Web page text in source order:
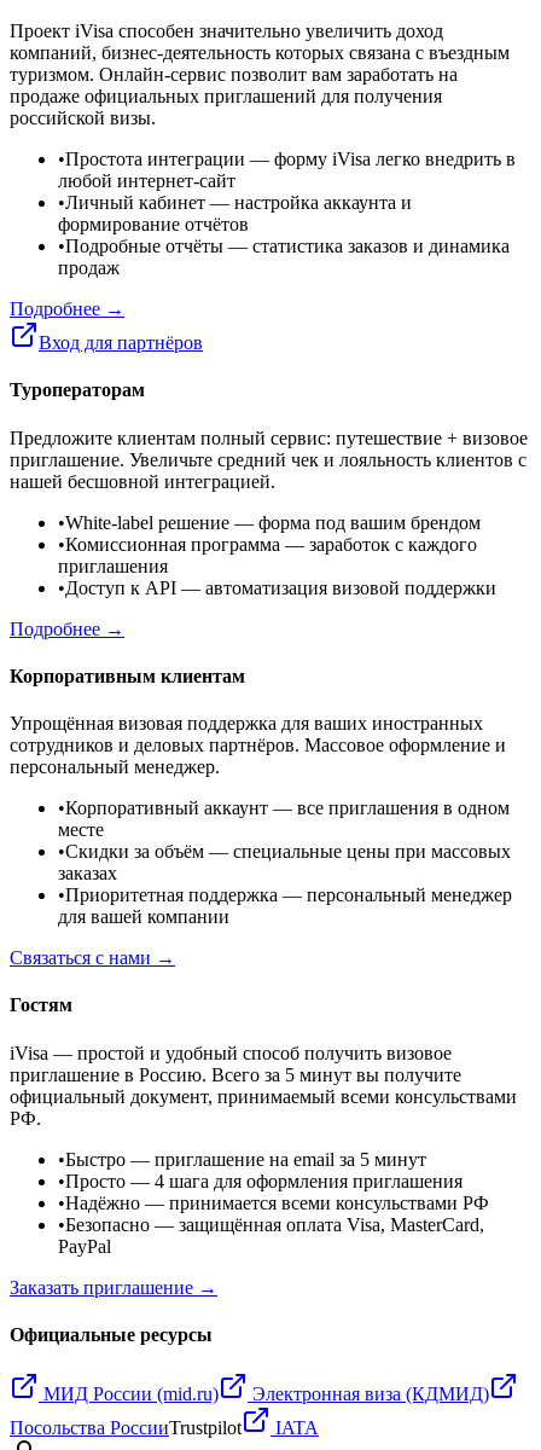
Проект iVisa способен значительно увеличить доход
компаний, бизнес-деятельность которых связана с въездным
туризмом. Онлайн-сервис позволит вам заработать на
продаже официальных приглашений для получения
российской визы.
•Простота интеграции — форму iVisa легко внедрить в
любой интернет-сайт
•Личный кабинет — настройка аккаунта и
формирование отчётов
•Подробные отчёты — статистика заказов и динамика
продаж
Подробнее →
Вход для партнёров
Туроператорам
Предложите клиентам полный сервис: путешествие + визовое
приглашение. Увеличьте средний чек и лояльность клиентов с
нашей бесшовной интеграцией.
•White-label решение — форма под вашим брендом
•Комиссионная программа — заработок с каждого
приглашения
•Доступ к API — автоматизация визовой поддержки
Подробнее →
Корпоративным клиентам
Упрощённая визовая поддержка для ваших иностранных
сотрудников и деловых партнёров. Массовое оформление и
персональный менеджер.
•Корпоративный аккаунт — все приглашения в одном
месте
•Скидки за объём — специальные цены при массовых
заказах
•Приоритетная поддержка — персональный менеджер
для вашей компании
Связаться с нами →
Гостям
iVisa — простой и удобный способ получить визовое
приглашение в Россию. Всего за 5 минут вы получите
официальный документ, принимаемый всеми консульствами
РФ.
•Быстро — приглашение на email за 5 минут
•Просто — 4 шага для оформления приглашения
•Надёжно — принимается всеми консульствами РФ
•Безопасно — защищённая оплата Visa, MasterCard,
PayPal
Заказать приглашение →
Официальные ресурсы
МИД России (mid.ru)
Электронная виза (КДМИД)
Посольства РоссииTrustpilot
IATA